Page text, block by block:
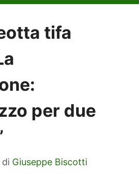
tifa
per due
di Giuseppe Biscotti